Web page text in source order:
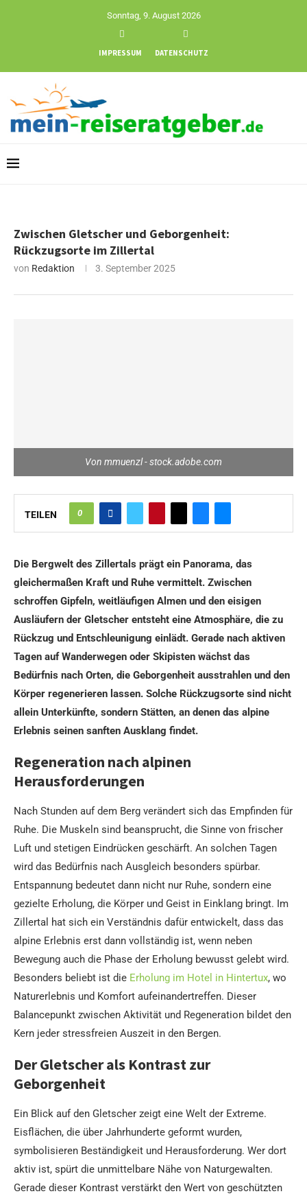
Sonntag, 9. August 2026
IMPRESSUM DATENSCHUTZ
Zwischen Gletscher und Geborgenheit:
Rückzugsorte im Zillertal
von Redaktion 3. September 2025
Von mmuenzl - stock.adobe.com
TEILEN 0
Die Bergwelt des Zillertals prägt ein Panorama, das
gleichermaßen Kraft und Ruhe vermittelt. Zwischen
schroffen Gipfeln, weitläufigen Almen und den eisigen
Ausläufern der Gletscher entsteht eine Atmosphäre, die zu
Rückzug und Entschleunigung einlädt. Gerade nach aktiven
Tagen auf Wanderwegen oder Skipisten wächst das
Bedürfnis nach Orten, die Geborgenheit ausstrahlen und den
Körper regenerieren lassen. Solche Rückzugsorte sind nicht
allein Unterkünfte, sondern Stätten, an denen das alpine
Erlebnis seinen sanften Ausklang findet.
Regeneration nach alpinen
Herausforderungen
Nach Stunden auf dem Berg verändert sich das Empfinden für
Ruhe. Die Muskeln sind beansprucht, die Sinne von frischer
Luft und stetigen Eindrücken geschärft. An solchen Tagen
wird das Bedürfnis nach Ausgleich besonders spürbar.
Entspannung bedeutet dann nicht nur Ruhe, sondern eine
gezielte Erholung, die Körper und Geist in Einklang bringt. Im
Zillertal hat sich ein Verständnis dafür entwickelt, dass das
alpine Erlebnis erst dann vollständig ist, wenn neben
Bewegung auch die Phase der Erholung bewusst gelebt wird.
Besonders beliebt ist die Erholung im Hotel in Hintertux, wo
Naturerlebnis und Komfort aufeinandertreffen. Dieser
Balancepunkt zwischen Aktivität und Regeneration bildet den
Kern jeder stressfreien Auszeit in den Bergen.
Der Gletscher als Kontrast zur
Geborgenheit
Ein Blick auf den Gletscher zeigt eine Welt der Extreme.
Eisflächen, die über Jahrhunderte geformt wurden,
symbolisieren Beständigkeit und Herausforderung. Wer dort
aktiv ist, spürt die unmittelbare Nähe von Naturgewalten.
Gerade dieser Kontrast verstärkt den Wert von geschützten